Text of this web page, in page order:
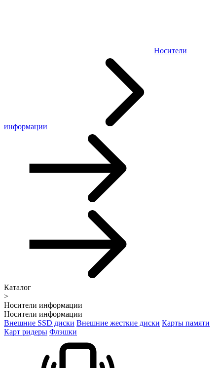
Носители
информации
Каталог
>
Носители информации
Носители информации
Внешние SSD диски Внешние жесткие диски Карты памяти
Карт ридеры Флэшки